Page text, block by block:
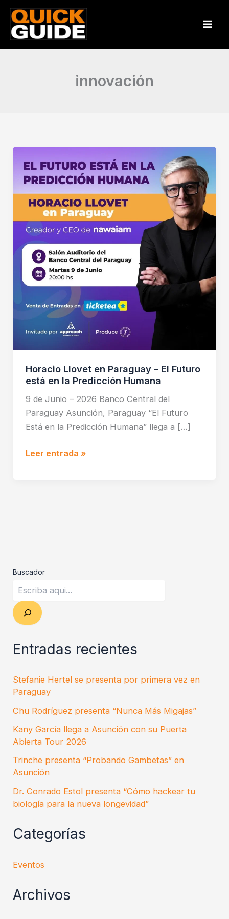
contenido
innovación
Horacio Llovet en Paraguay – El Futuro
está en la Predicción Humana
9 de Junio – 2026 Banco Central del
Paraguay Asunción, Paraguay “El Futuro
Está en la Predicción Humana” llega a […]
Llovet
en
Paraguay
–
El
Futuro
está
en
la
Humana
Leer entrada »
Buscador
Entradas recientes
Stefanie Hertel se presenta por primera vez en
Paraguay
Chu Rodríguez presenta “Nunca Más Migajas”
Kany García llega a Asunción con su Puerta
Abierta Tour 2026
Trinche presenta “Probando Gambetas” en
Asunción
Dr. Conrado Estol presenta “Cómo hackear tu
biología para la nueva longevidad”
Categorías
Eventos
Archivos